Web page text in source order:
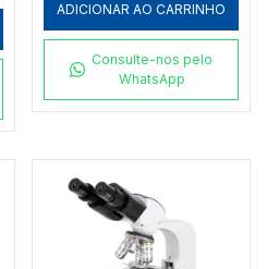
ADICIONAR AO CARRINHO
Consulte-nos pelo
WhatsApp